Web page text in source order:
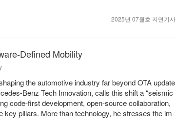
2025년 07월호 지면기사
Defined Mobility
the automotive industry far beyond OTA update
Benz Tech Innovation, calls this shift a “seismic
code-first development, open-source collaboration,
pillars. More than technology, he stresses the im